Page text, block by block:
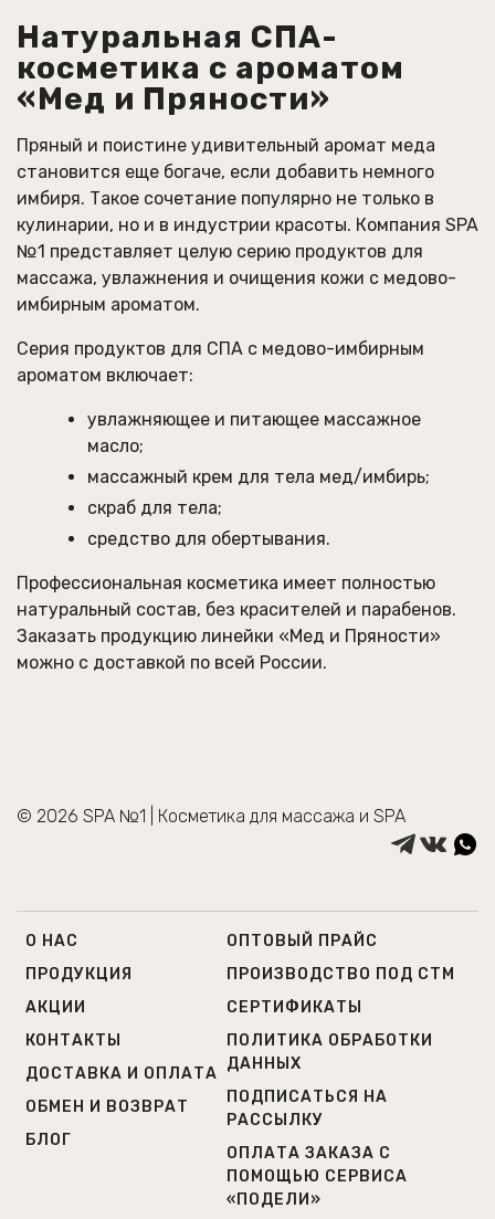
Натуральная СПА-
косметика с ароматом
«Мед и Пряности»
Пряный и поистине удивительный аромат меда
становится еще богаче, если добавить немного
имбиря. Такое сочетание популярно не только в
кулинарии, но и в индустрии красоты. Компания SPA
№1 представляет целую серию продуктов для
массажа, увлажнения и очищения кожи с медово-
имбирным ароматом.
Серия продуктов для СПА с медово-имбирным
ароматом включает:
увлажняющее и питающее массажное
масло;
массажный крем для тела мед/имбирь;
скраб для тела;
средство для обертывания.
Профессиональная косметика имеет полностью
натуральный состав, без красителей и парабенов.
Заказать продукцию линейки «Мед и Пряности»
можно с доставкой по всей России.
О НАС
ПРОДУКЦИЯ
АКЦИИ
КОНТАКТЫ
ДОСТАВКА И ОПЛАТА
ОБМЕН И ВОЗВРАТ
БЛОГ
ОПТОВЫЙ ПРАЙС
ПРОИЗВОДСТВО ПОД СТМ
СЕРТИФИКАТЫ
ПОЛИТИКА ОБРАБОТКИ
ДАННЫХ
ПОДПИСАТЬСЯ НА
РАССЫЛКУ
ОПЛАТА ЗАКАЗА С
ПОМОЩЬЮ СЕРВИСА
«ПОДЕЛИ»
© 2026 SPA №1 | Косметика для массажа и SPA